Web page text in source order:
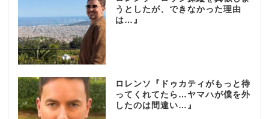
うとしたが、できなかった理由
は…』
ロレンソ『ドゥカティがもっと待
ってくれてたら…ヤマハが僕を外
したのは間違い…』